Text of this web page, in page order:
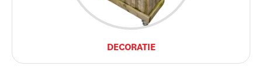
DECORATIE